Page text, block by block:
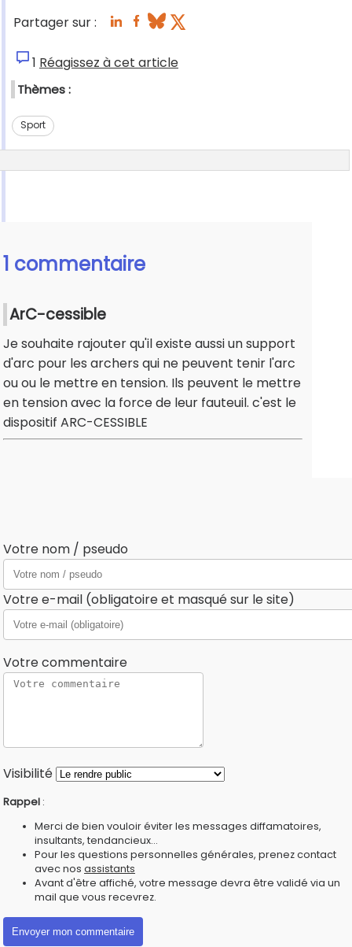
Partager sur :
1 Réagissez à cet article
Thèmes :
Sport
1 commentaire
ArC-cessible
Je souhaite rajouter qu'il existe aussi un support
d'arc pour les archers qui ne peuvent tenir l'arc
ou ou le mettre en tension. Ils peuvent le mettre
en tension avec la force de leur fauteuil. c'est le
dispositif ARC-CESSIBLE
Votre nom / pseudo
Votre e-mail (obligatoire et masqué sur le site)
Votre commentaire
Visibilité
Rappel :
Merci de bien vouloir éviter les messages diffamatoires,
insultants, tendancieux...
Pour les questions personnelles générales, prenez contact
avec nos assistants
Avant d'être affiché, votre message devra être validé via un
mail que vous recevrez.